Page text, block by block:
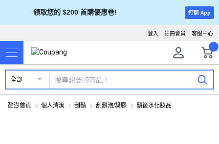
領取您的 $200 首購優惠卷! 打開 App
客服中心
註冊會員
登入
全部
酷澎首頁 個人清潔 刮鬍 刮鬍泡/凝膠 鬍後水化妝品